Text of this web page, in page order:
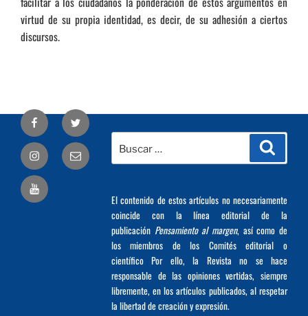
virtud de su propia identidad, es decir, de su adhesión a ciertos
discursos.
por:
El contenido de estos artículos no necesariamente
coincide con la línea editorial de la
publicación Pensamiento al margen, así como de
los miembros de los Comités editorial o
científico Por ello, la Revista no se hace
responsable de las opiniones vertidas, siempre
libremente, en los artículos publicados, al respetar
la libertad de creación y expresión.
Facebook Twitter
Correo
electrónico